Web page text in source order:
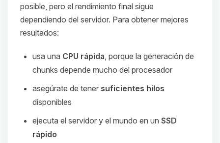
posible, pero el rendimiento final sigue
dependiendo del servidor. Para obtener mejores
resultados:
usa una CPU rápida , porque la generación de
chunks depende mucho del procesador
asegúrate de tener suficientes hilos
disponibles
ejecuta el servidor y el mundo en un SSD
rápido